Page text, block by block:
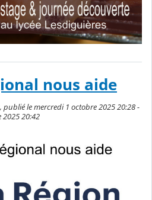
nous aide
le mercredi 1 octobre 2025 20:28 -
2025 20:42